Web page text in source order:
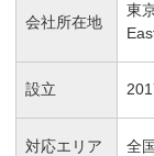
会社所在地
東
設立
対応エリア 全